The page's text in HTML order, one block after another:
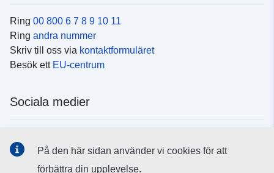
Ring 00 800 6 7 8 9 10 11
Ring andra nummer
Skriv till oss via kontaktformuläret
Besök ett EU-centrum
Sociala medier
På den här sidan använder vi cookies för att
förbättra din upplevelse.